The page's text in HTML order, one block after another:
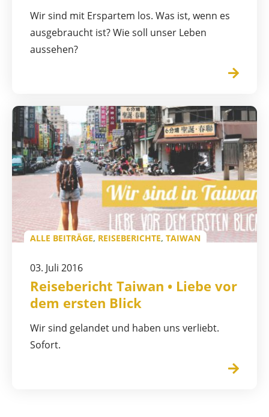
Wir sind mit Erspartem los. Was ist, wenn es
ausgebraucht ist? Wie soll unser Leben
aussehen?
ALLE BEITRÄGE, REISEBERICHTE, TAIWAN
03. Juli 2016
Reisebericht Taiwan • Liebe vor
dem ersten Blick
Wir sind gelandet und haben uns verliebt.
Sofort.